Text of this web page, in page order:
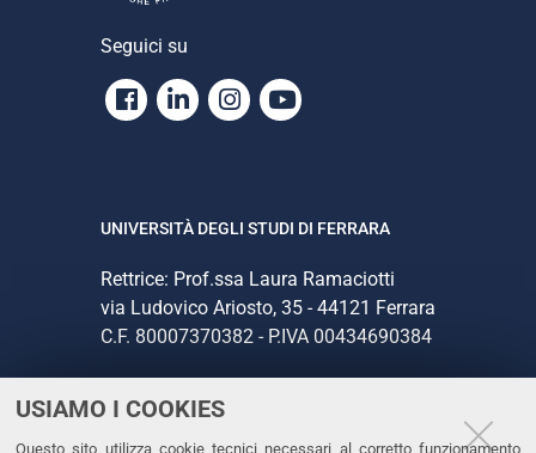
USIAMO I COOKIES
Questo sito utilizza cookie tecnici necessari al corretto funzionamento
Seguici su
Facebook
LinkedinInstagram
Youtube
UNIVERSITÀ DEGLI STUDI DI FERRARA
Rettrice: Prof.ssa Laura Ramaciotti
via Ludovico Ariosto, 35 - 44121 Ferrara
C.F. 80007370382 - P.IVA 00434690384
CONTATTI